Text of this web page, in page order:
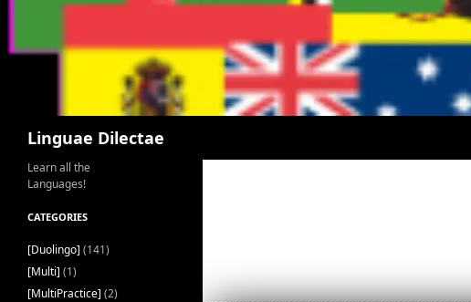
Linguae Dilectae
Learn all the
Languages!
CATEGORIES
[Duolingo] (141)
[Multi] (1)
[MultiPractice] (2)